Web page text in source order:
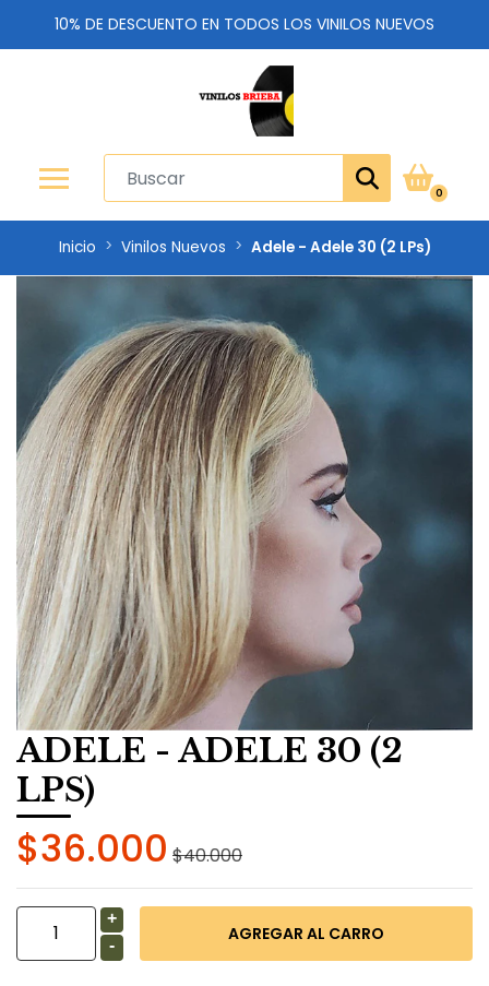
10% DE DESCUENTO EN TODOS LOS VINILOS NUEVOS
0
Inicio Vinilos Nuevos Adele - Adele 30 (2 LPs)
ADELE - ADELE 30 (2
LPS)
$36.000 $40.000
+
-